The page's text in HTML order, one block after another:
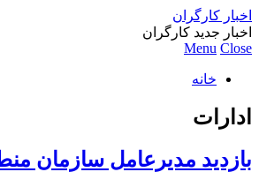
اخبار کارگران
اخبار جدید کارگران
Menu Close
خانه
ادارات
بازدید مدیرعامل سازمان